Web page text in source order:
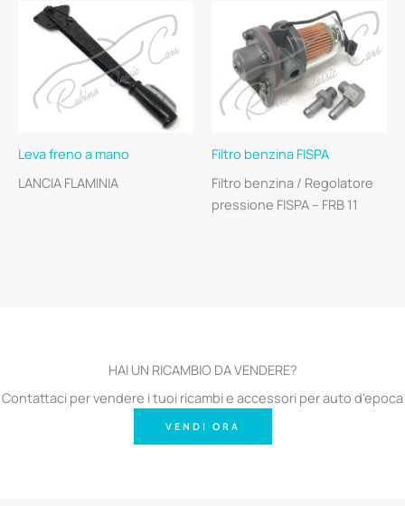
Leva freno a mano
LANCIA FLAMINIA
Filtro benzina FISPA
Filtro benzina / Regolatore
pressione FISPA – FRB 11
HAI UN RICAMBIO DA VENDERE?
Contattaci per vendere i tuoi ricambi e accessori per auto d'epoca
VENDI ORA